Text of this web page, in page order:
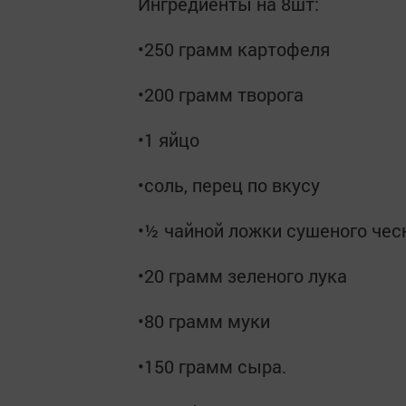
•250 грамм картофеля
•200 грамм творога
•1 яйцо
•соль, перец по вкусу
•½ чайной ложки сушеного
•20 грамм зеленого лука
•80 грамм муки
•150 грамм сыра.